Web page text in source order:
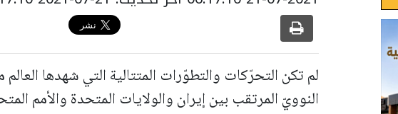
لم تكن التحرّكات والتطوّرات المتتالية التي شهدها العالم
النوويّ المرتقب بين إيران والولايات المتحدة والأمم